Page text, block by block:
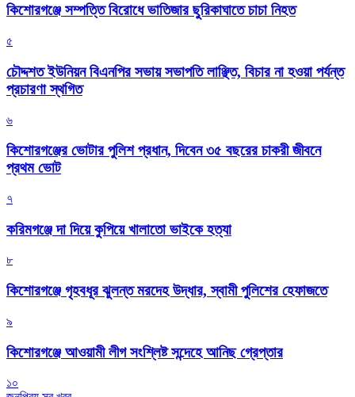
কিশোরগঞ্জে সম্পত্তি বিরোধে ভাতিজার ছুরিকাঘাতে চাচা নিহত
৫
চৌদ্দশত ইউনিয়ন বিএনপির সভায় সভাপতি লাঞ্ছিত, বিচার না হওয়া পর্যন্ত
প্রচারণা স্থগিত
৬
কিশোরগঞ্জের ভোটার পুলিশ প্রধান, দিবেন ৩৫ বছরের চাকরী জীবনে
প্রথম ভোট
৭
করিমগঞ্জে দা দিয়ে কুপিয়ে খালাতো ভাইকে হত্যা
৮
কিশোরগঞ্জে গৃহবধূর ঝুলন্ত মরদেহ উদ্ধার, স্বামী পুলিশের হেফাজতে
৯
কিশোরগঞ্জে আওয়ামী লীগ সংশ্লিষ্ট সন্দেহে আনিছ গ্রেপ্তার
১০